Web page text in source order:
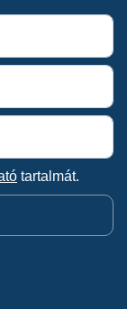
tartalmát.